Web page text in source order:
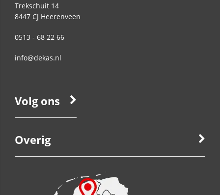
Trekschuit 14
8447 CJ Heerenveen
0513 - 68 22 66
info@dekas.nl
Volg ons
Overig